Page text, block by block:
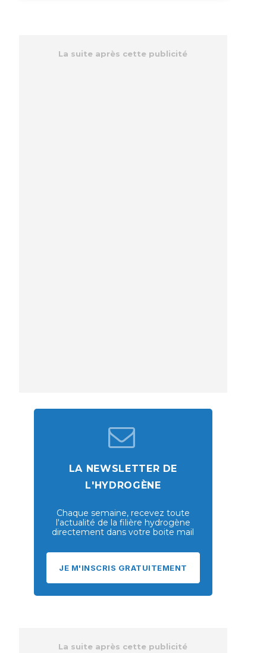
LA NEWSLETTER DE
L'HYDROGÈNE
Chaque semaine, recevez toute
l'actualité de la filière hydrogène
directement dans votre boite mail
JE M'INSCRIS GRATUITEMENT